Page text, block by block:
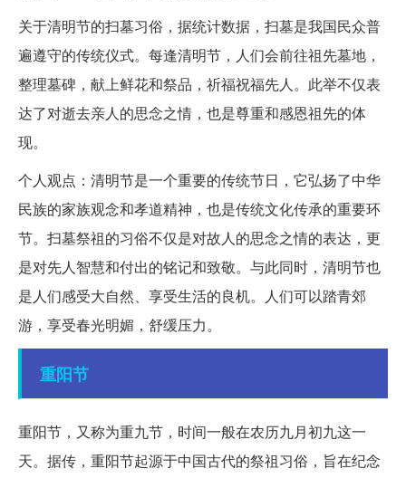
关于清明节的扫墓习俗，据统计数据，扫墓是我国民众普
遍遵守的传统仪式。每逢清明节，人们会前往祖先墓地，
整理墓碑，献上鲜花和祭品，祈福祝福先人。此举不仅表
达了对逝去亲人的思念之情，也是尊重和感恩祖先的体
现。
个人观点：清明节是一个重要的传统节日，它弘扬了中华
民族的家族观念和孝道精神，也是传统文化传承的重要环
节。扫墓祭祖的习俗不仅是对故人的思念之情的表达，更
是对先人智慧和付出的铭记和致敬。与此同时，清明节也
是人们感受大自然、享受生活的良机。人们可以踏青郊
游，享受春光明媚，舒缓压力。
重阳节
重阳节，又称为重九节，时间一般在农历九月初九这一
天。据传，重阳节起源于中国古代的祭祖习俗，旨在纪念